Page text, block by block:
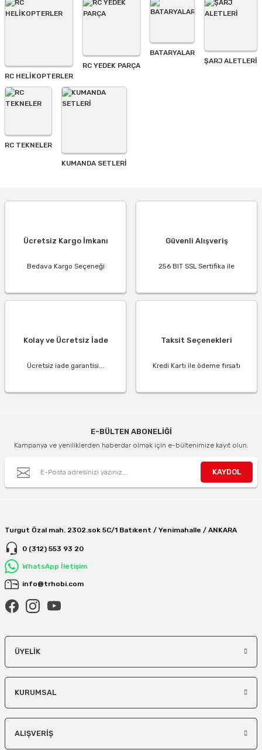
Gönder
RC HELİKOPTERLER
RC YEDEK PARÇA
BATARYALAR
ŞARJ ALETLERI
RC TEKNELER
KUMANDA SETLERİ
Ücretsiz Kargo İmkanı
Bedava Kargo Seçeneği
Güvenli Alışveriş
256 BIT SSL Sertifika ile
Kolay ve Ücretsiz İade
Ücretsiz iade garantisi...
Taksit Seçenekleri
Kredi Kartı ile ödeme fırsatı
E-BÜLTEN ABONELİĞİ
Kampanya ve yeniliklerden haberdar olmak için e-bültenimize kayıt olun.
KAYDOL
Turgut Özal mah. 2302.sok 5C/1 Batıkent / Yenimahalle / ANKARA
0 (312) 553 93 20
WhatsApp İletişim
info@trhobi.com
ÜYELIK
KURUMSAL
ALIŞVERIŞ